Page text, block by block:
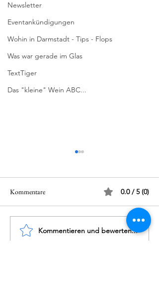
Newsletter
Eventankündigungen
Wohin in Darmstadt - Tips - Flops
Was war gerade im Glas
TextTiger
Das "kleine" Wein ABC...
Dirupi - Olé Rosso di
Kommentare 0.0 / 5 (0)
Kommentieren und bewerten...